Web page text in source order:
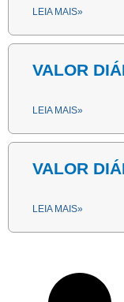
LEIA MAIS»
VALOR
LEIA MAIS»
VALOR
LEIA MAIS»